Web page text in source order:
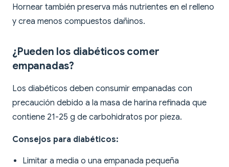
Hornear también preserva más nutrientes en el relleno
y crea menos compuestos dañinos.
¿Pueden los diabéticos comer
empanadas?
Los diabéticos deben consumir empanadas con
precaución debido a la masa de harina refinada que
contiene 21-25 g de carbohidratos por pieza.
Consejos para diabéticos:
Limitar a media o una empanada pequeña